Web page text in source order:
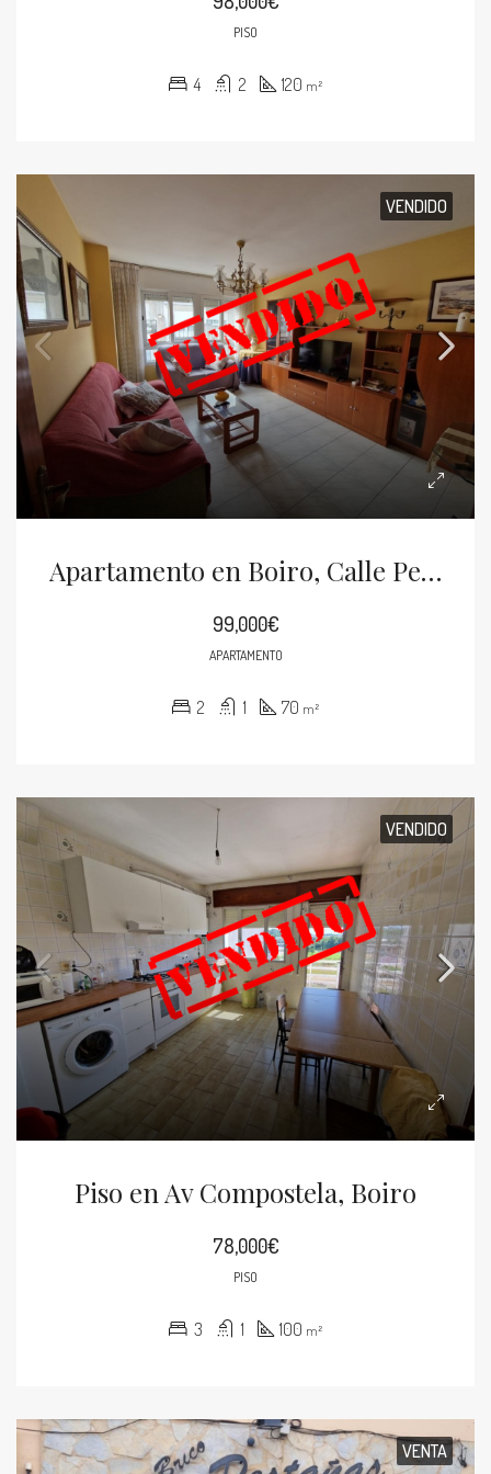
PISO
4 2 120 m²
VENDIDO
Apartamento en Boiro, Calle Peatonal
99,000€
APARTAMENTO
2 1 70 m²
VENDIDO
Piso en Av Compostela, Boiro
78,000€
PISO
3 1 100 m²
VENTA